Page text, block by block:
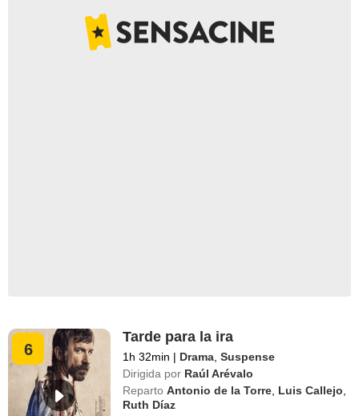
6
Tarde para la ira
1h 32min | Drama ,Suspense
Dirigida por Raúl Arévalo
Reparto Antonio de la Torre Luis Callejo
Ruth Díaz